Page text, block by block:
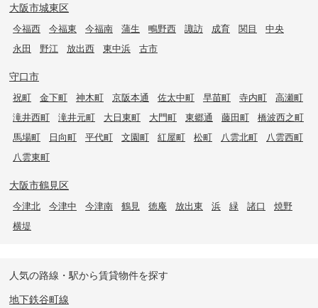
大阪市城東区
今福西 今福東 今福南 蒲生 鴫野西 諏訪 成育 関目
中央
永田
野江 放出西 東中浜 古市
守口市
祝町 金下町 神木町 京阪本通 佐太中町 早苗町 寺内町
高瀬町
滝井西町
滝井元町 大日東町 大門町 東郷通 藤田町
橋波西之町
馬場町
日向町 平代町 文園町 紅屋町 松町 八雲北町
八雲西町
八雲東町
大阪市鶴見区
今津北 今津中 今津南 鶴見 徳庵 放出東 浜 緑 諸口
焼野
横堤
人気の路線・駅から賃貸物件を探す
地下鉄谷町線